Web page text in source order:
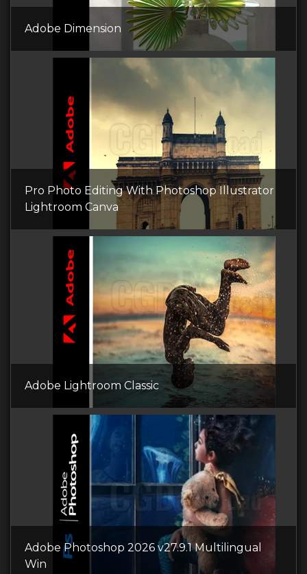
Adobe Dimension
Pro Photo Editing With Photoshop Illustrator
Lightroom Canva
Adobe Lightroom Classic
Adobe Photoshop 2026 v27.9.1 Multilingual
Win